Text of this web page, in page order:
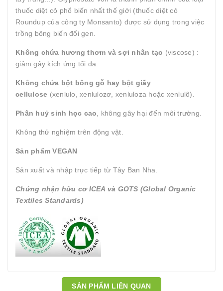
thuốc diệt cỏ phổ biến nhất thế giới (thuốc diệt cỏ
Roundup của công ty Monsanto) được sử dụng trong việc
trồng bông biến đổi gen.
Không chứa hương thơm và sợi nhân tạo (viscose) :
giảm gây kích ứng tối đa.
Không chứa bột bông gỗ hay bột giấy
cellulose (xenlulo, xenlulozơ, xenluloza hoặc xenlulô).
Phân huỷ sinh học cao , không gây hại đến môi trường.
Không thử nghiệm trên động vật.
Sản phẩm VEGAN
Sản xuất và nhập trực tiếp từ Tây Ban Nha.
Chứng nhận hữu cơ ICEA và GOTS (Global Organic
Textiles Standards)
SẢN PHẨM LIÊN QUAN